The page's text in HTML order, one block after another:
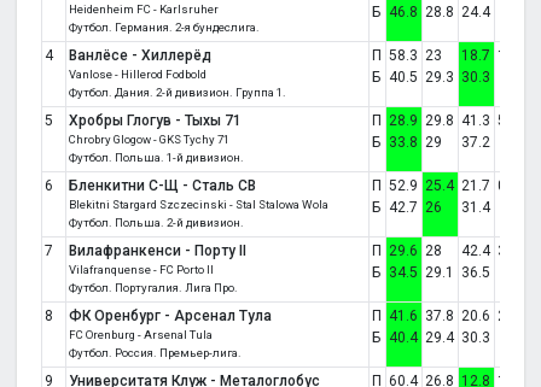
Heidenheim FC - Karlsruher
Футбол. Германия. 2-я бундеслига.
Б 46.8 28.8 24.4
4 Ванлёсе - Хиллерёд
Vanlose - Hillerod Fodbold
Футбол. Дания. 2-й дивизион. Группа 1.
П
Б
58.3
40.5
23
29.3
18.7
30.3
1:2
5 Хробры Глогув - Тыхы 71
Chrobry Glogow - GKS Tychy 71
Футбол. Польша. 1-й дивизион.
П
Б
28.9
33.8
29.8
29
41.3
37.2
5:1
6 Бленкитни С-Щ - Сталь СВ
Blekitni Stargard Szczecinski - Stal Stalowa Wola
Футбол. Польша. 2-й дивизион.
П
Б
52.9
42.7
25.4
26
21.7
31.4
0:0
7 Вилафранкенси - Порту II
Vilafranquense - FC Porto II
Футбол. Португалия. Лига Про.
П
Б
29.6
34.5
28
29.1
42.4
36.5
3:2
8 ФК Оренбург - Арсенал Тула
FC Orenburg - Arsenal Tula
Футбол. Россия. Премьер-лига.
П
Б
41.6
40.4
37.8
29.4
20.6
30.3
2:0
9 Университатя Клуж - Металоглобус
П 60.4 26.8 12.8 1:2